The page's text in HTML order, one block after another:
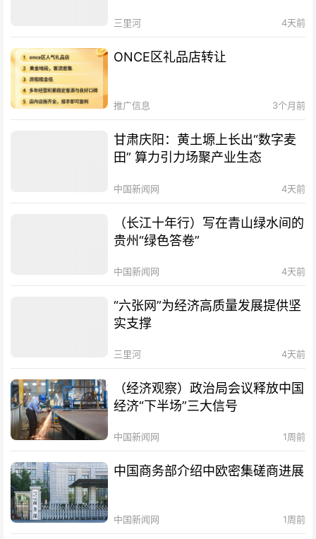
三里河 4天前
ONCE区礼品店转让
推广信息 3个月前
甘肃庆阳：黄土塬上长出“数字麦
田” 算力引力场聚产业生态
中国新闻网 4天前
（长江十年行）写在青山绿水间的
贵州“绿色答卷”
中国新闻网 4天前
“六张网”为经济高质量发展提供坚
实支撑
三里河 4天前
（经济观察）政治局会议释放中国
经济“下半场”三大信号
中国新闻网 1周前
中国商务部介绍中欧密集磋商进展
中国新闻网 1周前